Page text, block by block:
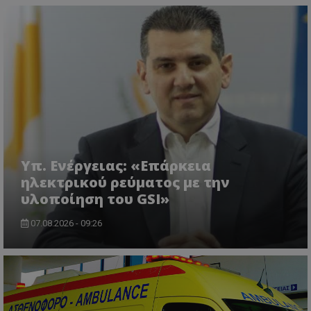
Υπ. Ενέργειας: «Επάρκεια
ηλεκτρικού ρεύματος με την
υλοποίηση του GSI»
07.08.2026 - 09:26
VISITOR_PRIVACY_METADATA
YouTube
.youtube.com